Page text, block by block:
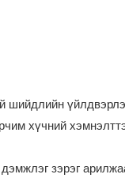
шийдлийн
хүчний
зэрэг